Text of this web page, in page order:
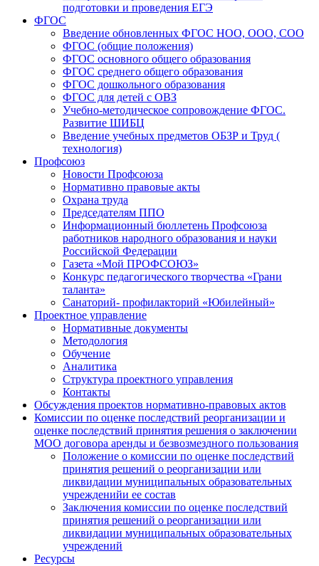
подготовки и проведения ЕГЭ
ФГОС
Введение обновленных ФГОС НОО, ООО, СОО
ФГОС (общие положения)
ФГОС основного общего образования
ФГОС среднего общего образования
ФГОС дошкольного образования
ФГОС для детей с ОВЗ
Учебно-методическое сопровождение ФГОС.
Развитие ШИБЦ
Введение учебных предметов ОБЗР и Труд (
технология)
Профсоюз
Новости Профсоюза
Нормативно правовые акты
Охрана труда
Председателям ППО
Информационный бюллетень Профсоюза
работников народного образования и науки
Российской Федерации
Газета «Мой ПРОФСОЮЗ»
Конкурс педагогического творчества «Грани
таланта»
Санаторий- профилакторий «Юбилейный»
Проектное управление
Нормативные документы
Методология
Обучение
Аналитика
Структура проектного управления
Контакты
Обсуждения проектов нормативно-правовых актов
Комиссии по оценке последствий реорганизации и
оценке последствий принятия решения о заключении
МОО договора аренды и безвозмездного пользования
Положение о комиссии по оценке последствий
принятия решений о реорганизации или
ликвидации муниципальных образовательных
учрежденийи ее состав
Заключения комиссии по оценке последствий
принятия решений о реорганизации или
ликвидации муниципальных образовательных
учреждений
Ресурсы